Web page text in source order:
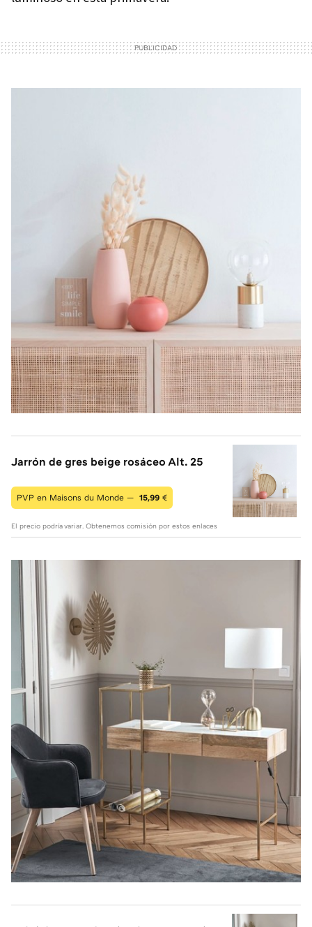
Jarrón de gres beige rosáceo Alt. 25
PVP en Maisons du Monde — 15,99 €
El precio podría variar. Obtenemos comisión por estos enlaces